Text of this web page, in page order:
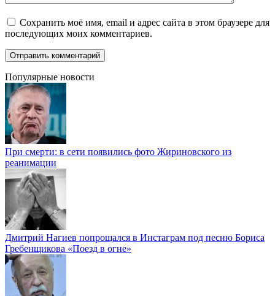
Сохранить моё имя, email и адрес сайта в этом браузере для
последующих моих комментариев.
Популярные новости
При смерти: в сети появились фото Жириновского из
реанимации
Дмитрий Нагиев попрощался в Инстаграм под песню Бориса
Гребенщикова «Поезд в огне»